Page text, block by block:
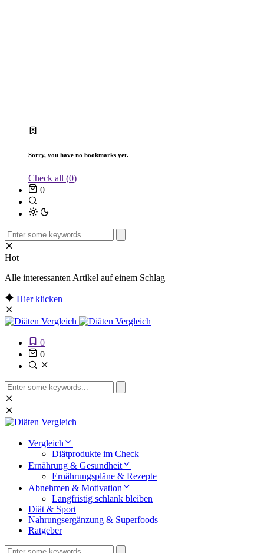
Sorry, you have no bookmarks yet.
Check all (0)
0
Search
for:
Hot
Alle interessanten Artikel auf einem Schlag
Hier klicken
0
0
Search
for:
Vergleich
Diätprodukte im Check
Ernährung & Gesundheit
Ernährungspläne & Rezepte
Abnehmen & Motivation
Langfristig schlank bleiben
Diät & Sport
Nahrungsergänzung & Superfoods
Ratgeber
Search